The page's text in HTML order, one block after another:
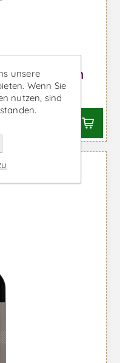
- Rotwein
MwSt.
unsere
Wenn Sie
nutzen, sind